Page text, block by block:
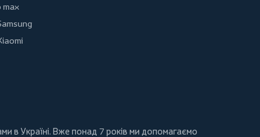
max
в Україні. Вже понад 7 років ми допомагаємо